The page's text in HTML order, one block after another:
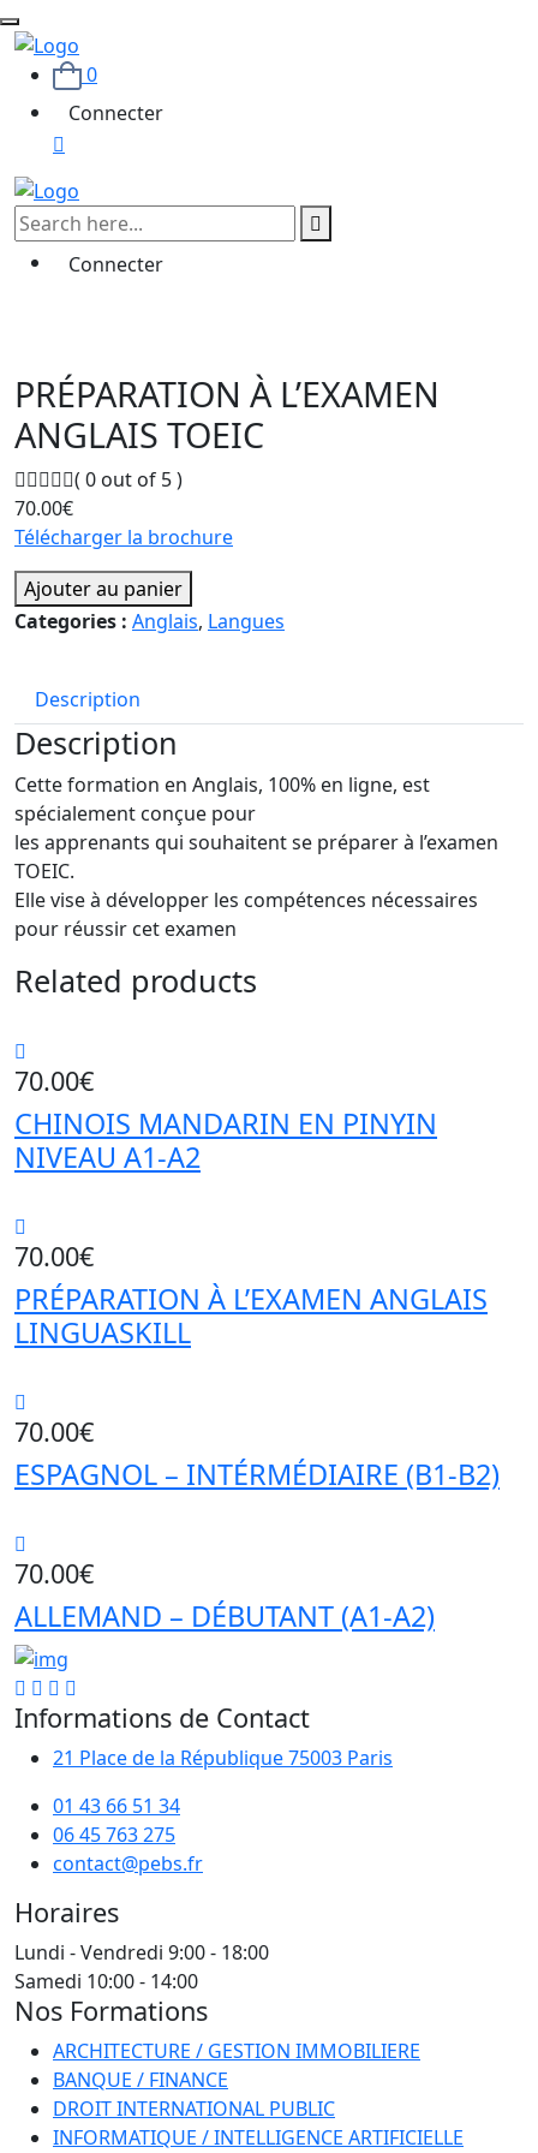
0
Connecter
Connecter
PRÉPARATION À L’EXAMEN
ANGLAIS TOEIC
( 0 out of 5 )
70.00€
Télécharger la brochure
Ajouter au panier
Categories : Anglais, Langues
Description
Description
Cette formation en Anglais, 100% en ligne, est
spécialement conçue pour
les apprenants qui souhaitent se préparer à l’examen
TOEIC.
Elle vise à développer les compétences nécessaires
pour réussir cet examen
Related products
70.00€
CHINOIS MANDARIN EN PINYIN
NIVEAU A1-A2
70.00€
PRÉPARATION À L’EXAMEN ANGLAIS
LINGUASKILL
70.00€
ESPAGNOL – INTÉRMÉDIAIRE (B1-B2)
70.00€
ALLEMAND – DÉBUTANT (A1-A2)
Informations de Contact
21 Place de la République 75003 Paris
01 43 66 51 34
06 45 763 275
contact@pebs.fr
Horaires
Lundi - Vendredi 9:00 - 18:00
Samedi 10:00 - 14:00
Nos Formations
ARCHITECTURE / GESTION IMMOBILIERE
BANQUE / FINANCE
DROIT INTERNATIONAL PUBLIC
INFORMATIQUE / INTELLIGENCE ARTIFICIELLE